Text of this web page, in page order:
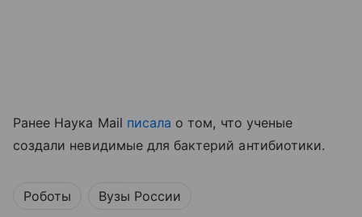
Ранее Наука Mail писала о том, что ученые
создали невидимые для бактерий антибиотики.
Роботы Вузы России